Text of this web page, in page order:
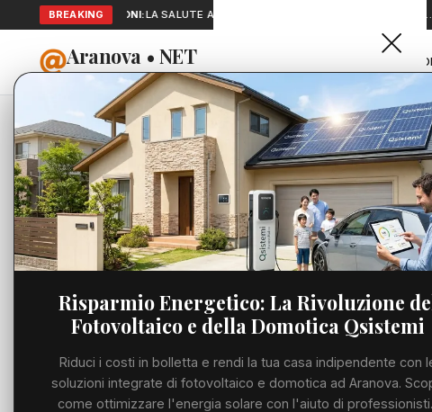
BREAKING
SEGNALAZIONI:LA SALUTE A PORTATA DI MANO: TELEMEDICINA E A…
Aranova • NET
PORTALE UTILE AL TERRITORIO
Home
Cronaca
Viabilità
Utilità
Meteo
Eventi
Cronaca Nasce il
CRONACA
Nasce il
intitolata
Risparmio Energetico: La Rivoluzione
Fotovoltaico e della Domotica Qsistemi
Riduci i costi in bolletta e rendi la tua casa indipendente con
soluzioni integrate di fotovoltaico e domotica ad Aranova.
come ottimizzare l'energia solare con l'aiuto di